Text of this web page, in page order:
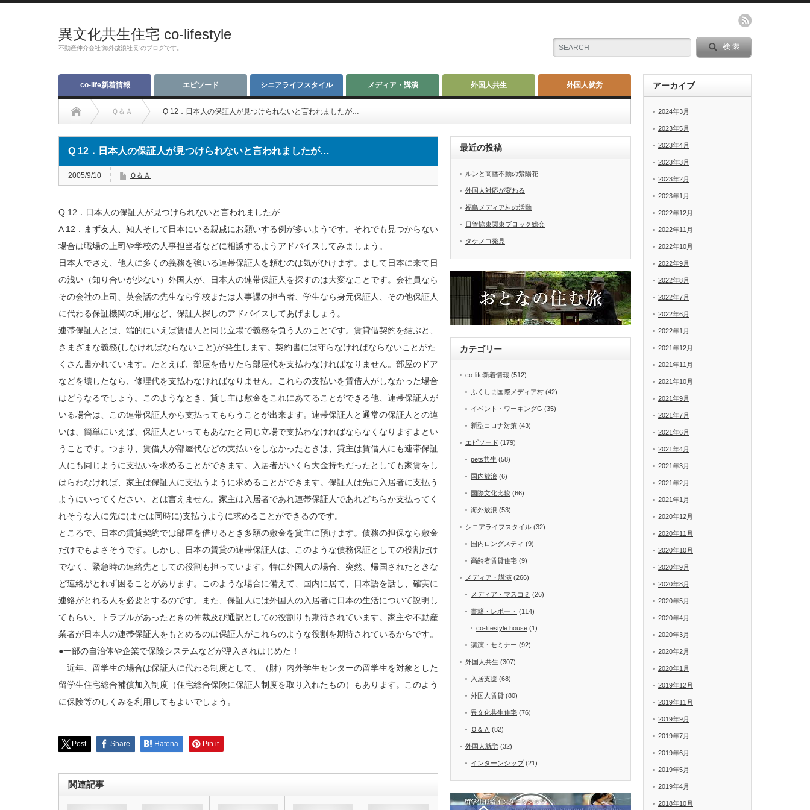
異文化共生住宅 co-lifestyle
不動産仲介会社“海外放浪社長”のブログです。
co-life新着情報 エピソード シニアライフスタイル メディア・講演 外国人共生 外国人就労
Ｑ＆Ａ Q 12．日本人の保証人が見つけられないと言われましたが…
Q 12．日本人の保証人が見つけられないと言われましたが…
2005/9/10 Ｑ＆Ａ
Q 12．日本人の保証人が見つけられないと言われましたが…
A 12．まず友人、知人そして日本にいる親戚にお願いする例が多いようです。それでも見つからない
場合は職場の上司や学校の人事担当者などに相談するようアドバイスしてみましょう。
日本人でさえ、他人に多くの義務を強いる連帯保証人を頼むのは気がひけます。まして日本に来て日
の浅い（知り合いが少ない）外国人が、日本人の連帯保証人を探すのは大変なことです。会社員なら
その会社の上司、英会話の先生なら学校または人事課の担当者、学生なら身元保証人、その他保証人
に代わる保証機関の利用など、保証人探しのアドバイスしてあげましょう。
連帯保証人とは、端的にいえば賃借人と同じ立場で義務を負う人のことです。賃貸借契約を結ぶと、
さまざまな義務(しなければならないこと)が発生します。契約書には守らなければならないことがた
くさん書かれています。たとえば、部屋を借りたら部屋代を支払わなければなりません。部屋のドア
などを壊したなら、修理代を支払わなければなりません。これらの支払いを賃借人がしなかった場合
はどうなるでしょう。このようなとき、貸し主は敷金をこれにあてることができる他、連帯保証人が
いる場合は、この連帯保証人から支払ってもらうことが出来ます。連帯保証人と通常の保証人との違
いは、簡単にいえば、保証人といってもあなたと同じ立場で支払わなければならなくなりますよとい
うことです。つまり、賃借人が部屋代などの支払いをしなかったときは、貸主は賃借人にも連帯保証
人にも同じように支払いを求めることができます。入居者がいくら大金持ちだったとしても家賃をし
はらわなければ、家主は保証人に支払うように求めることができます。保証人は先に入居者に支払う
ようにいってください、とは言えません。家主は入居者であれ連帯保証人であれどちらか支払ってく
れそうな人に先に(または同時に)支払うように求めることができるのです。
ところで、日本の賃貸契約では部屋を借りるとき多額の敷金を貸主に預けます。債務の担保なら敷金
だけでもよさそうです。しかし、日本の賃貸の連帯保証人は、このような債務保証としての役割だけ
でなく、緊急時の連絡先としての役割も担っています。特に外国人の場合、突然、帰国されたときな
ど連絡がとれず困ることがあります。このような場合に備えて、国内に居て、日本語を話し、確実に
連絡がとれる人を必要とするのです。また、保証人には外国人の入居者に日本の生活について説明し
てもらい、トラブルがあったときの仲裁及び通訳としての役割りも期待されています。家主や不動産
業者が日本人の連帯保証人をもとめるのは保証人がこれらのような役割を期待されているからです。
●一部の自治体や企業で保険システムなどが導入されはじめた！
近年、留学生の場合は保証人に代わる制度として、（財）内外学生センターの留学生を対象とした
留学生住宅総合補償加入制度（住宅総合保険に保証人制度を取り入れたもの）もあります。このよう
に保険等のしくみを利用してもよいでしょう。
Post Share Hatena Pin it
関連記事
最近の投稿
ルンと高幡不動の紫陽花
外国人対応が変わる
福島メディア村の活動
日管協東関東ブロック総会
タケノコ発見
カテゴリー
co-life新着情報 (512)
ふくしま国際メディア村 (42)
イベント・ワーキングG (35)
新型コロナ対策 (43)
エピソード (179)
pets共生 (58)
国内放浪 (6)
国際文化比較 (66)
海外放浪 (53)
シニアライフスタイル (32)
国内ロングスティ (9)
高齢者賃貸住宅 (9)
メディア・講演 (266)
メディア・マスコミ (26)
書籍・レポート (114)
co-lifestyle house (1)
講演・セミナー (92)
外国人共生 (307)
入居支援 (68)
外国人賃貸 (80)
異文化共生住宅 (76)
Ｑ＆Ａ (82)
外国人就労 (32)
インターンシップ(21)
アーカイブ
2024年3月
2023年5月
2023年4月
2023年3月
2023年2月
2023年1月
2022年12月
2022年11月
2022年10月
2022年9月
2022年8月
2022年7月
2022年6月
2022年1月
2021年12月
2021年11月
2021年10月
2021年9月
2021年7月
2021年6月
2021年4月
2021年3月
2021年2月
2021年1月
2020年12月
2020年11月
2020年10月
2020年9月
2020年8月
2020年5月
2020年4月
2020年3月
2020年2月
2020年1月
2019年12月
2019年11月
2019年9月
2019年7月
2019年6月
2019年5月
2019年4月
2018年10月